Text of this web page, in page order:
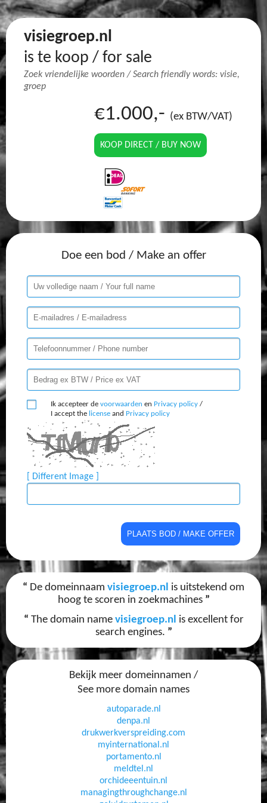
visiegroep.nl
is te koop / for sale
Zoek vriendelijke woorden / Search friendly words: visie,
groep
€1.000,- (ex BTW/VAT)
KOOP DIRECT / BUY NOW
Doe een bod / Make an offer
Ik accepteer de voorwaarden en Privacy policy /
I accept the license and Privacy policy
[ Different Image ]
“ De domeinnaam visiegroep.nl is uitstekend om
hoog te scoren in zoekmachines ”
“ The domain name visiegroep.nl is excellent for
search engines. ”
Bekijk meer domeinnamen /
See more domain names
autoparade.nl
denpa.nl
drukwerkverspreiding.com
myinternational.nl
portamento.nl
meldtel.nl
orchideeentuin.nl
managingthroughchange.nl